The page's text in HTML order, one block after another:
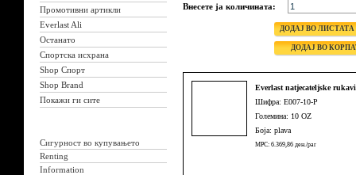
Промотивни артикли
Everlast Ali
Останато
Спортска исхрана
Shop Спорт
Shop Brand
Покажи ги сите
Сигурност во купувањето
Renting
Information
Внесете ја количината:
Everlast natjecateljske
Шифра: E007-10-P
Големина: 10 OZ
Боја: plava
MPC: 6.369,86 ден./par